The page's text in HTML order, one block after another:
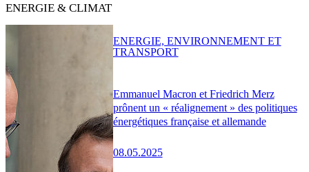
ENERGIE & CLIMAT
Emmanuel Macron et Friedrich Merz
prônent un « réalignement » des politiques
énergétiques française et allemande
08.05.2025
ENERGIE, ENVIRONNEMENT ET
TRANSPORT